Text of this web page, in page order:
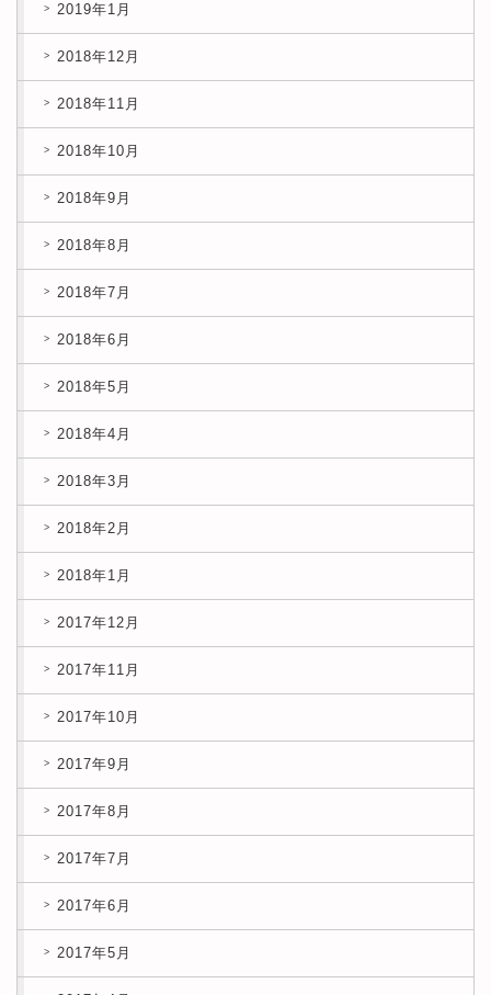
2019年1月
2018年12月
2018年11月
2018年10月
2018年9月
2018年8月
2018年7月
2018年6月
2018年5月
2018年4月
2018年3月
2018年2月
2018年1月
2017年12月
2017年11月
2017年10月
2017年9月
2017年8月
2017年7月
2017年6月
2017年5月